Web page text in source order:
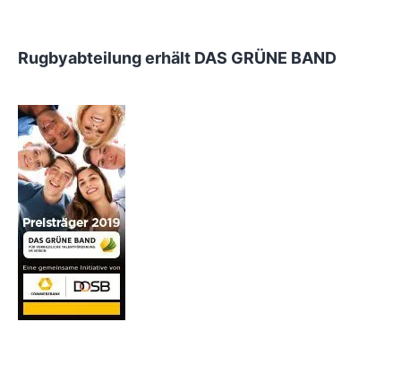
Rugbyabteilung erhält DAS GRÜNE BAND